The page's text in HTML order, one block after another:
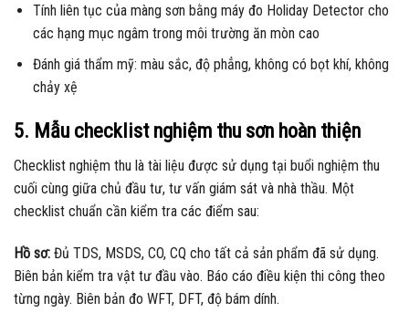
Tính liên tục của màng sơn bằng máy đo Holiday Detector cho
các hạng mục ngâm trong môi trường ăn mòn cao
Đánh giá thẩm mỹ: màu sắc, độ phẳng, không có bọt khí, không
chảy xệ
5. Mẫu checklist nghiệm thu sơn hoàn thiện
Checklist nghiệm thu là tài liệu được sử dụng tại buổi nghiệm thu
cuối cùng giữa chủ đầu tư, tư vấn giám sát và nhà thầu. Một
checklist chuẩn cần kiểm tra các điểm sau:
Hồ sơ: Đủ TDS, MSDS, CO, CQ cho tất cả sản phẩm đã sử dụng.
Biên bản kiểm tra vật tư đầu vào. Báo cáo điều kiện thi công theo
từng ngày. Biên bản đo WFT, DFT, độ bám dính.